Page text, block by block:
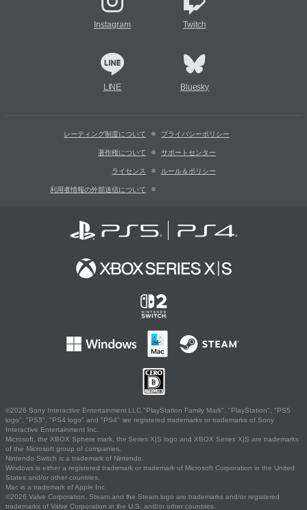
Instagram Twitch
LINE Bluesky
レーティング制度について プライバシーポリシー
著作権について サポートセンター
ライセンス ルール＆ポリシー
利用者情報の外部送信について
©2026 Sony Interactive Entertainment LLC."PlayStation Family Mark", "PlayStation", "PS5
logo", "PS5", "PS4 logo" and "PS4" are registered trademarks or trademarks of Sony
Interactive Entertainment Inc.
Microsoft, the XBOX Sphere mark, the Series X|S logo and XBOX Series X|S are trademarks
of the Microsoft group of companies.
Nintendo Switch is a trademark of Nintendo.
Windows is either a registered trademark or trademark of Microsoft Corporation in the United
States and/or other countries.
Mac is a trademark of Apple Inc.
©2026 Valve Corporation. Steam and the Steam logo are trademarks and/or registered
trademarks of Valve Corporation in the U.S. and/or other countries.